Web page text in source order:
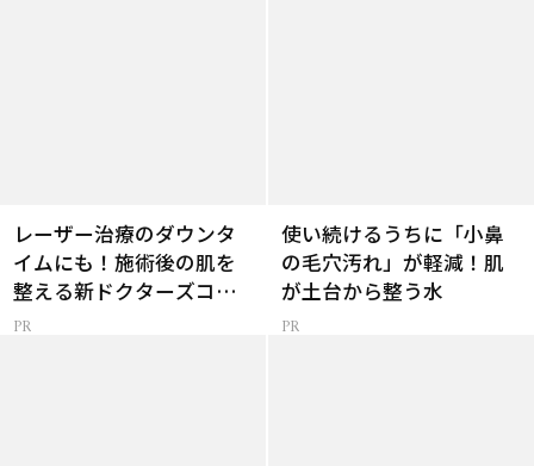
レーザー治療のダウンタ
イムにも！施術後の肌を
整える新ドクターズコス
メ
使い続けるうちに「小鼻
の毛穴汚れ」が軽減！肌
が土台から整う水